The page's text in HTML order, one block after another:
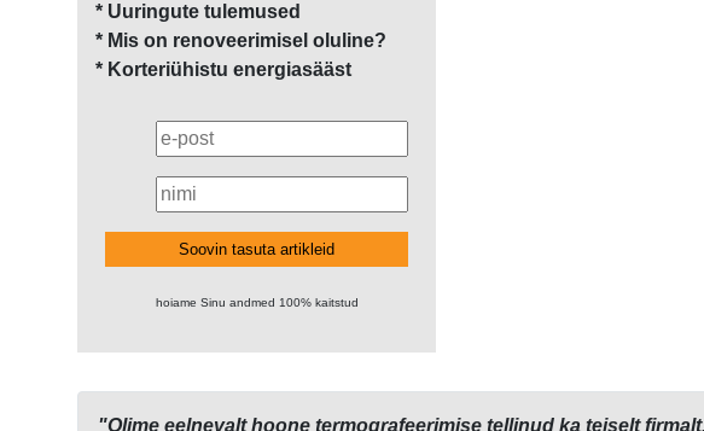
"Olime eelnevalt hoone termografeerimise tellinud ka teiselt
* Uuringute tulemused
* Mis on renoveerimisel oluline?
* Korteriühistu energiasääst
Soovin tasuta artikleid
hoiame Sinu andmed 100% kaitstud